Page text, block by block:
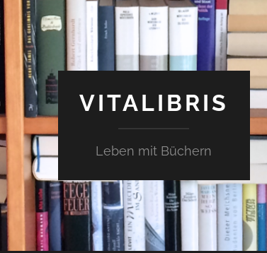
VITALIBRIS
Leben mit Büchern